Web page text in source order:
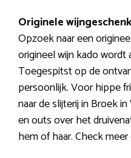
Originele
Opzoek naar een
origineel wijn kado wordt
Toegespitst op de
persoonlijk. Voor hippe
naar de slijterij in Broek
en outs over het
hem of haar. Check